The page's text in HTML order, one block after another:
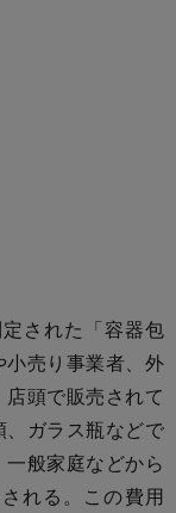
された「容器包
売り事業者、外
頭で販売されて
ガラス瓶などで
般家庭などから
れる。この費用